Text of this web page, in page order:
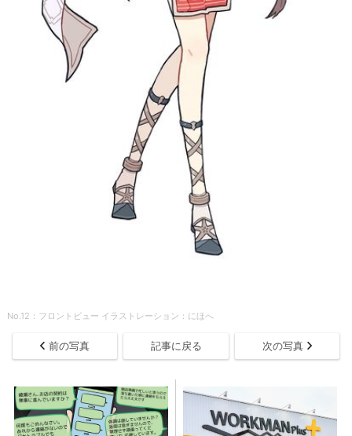
No.12：フロントビュー イラストレーション：にほへ
前の写真 記事に戻る 次の写真